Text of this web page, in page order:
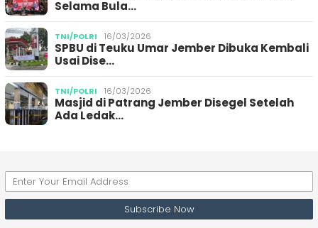
Selama Bula…
TNI/POLRI 16/03/2026
SPBU di Teuku Umar Jember Dibuka Kembali
Usai Dise…
TNI/POLRI 16/03/2026
Masjid di Patrang Jember Disegel Setelah
Ada Ledak…